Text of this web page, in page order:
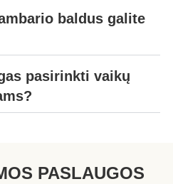
baldus galite
pasirinkti vaikų
PASLAUGOS